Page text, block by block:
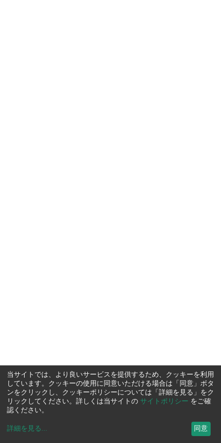
当サイトでは、より良いサービスを提供するため、クッキーを利用
しています。クッキーの使用に同意いただける場合は「同意」ボタ
ンをクリックし、クッキーポリシーについては「詳細を見る」をク
リックしてください。詳しくは当サイトの サイトポリシー をご確
認ください。
詳細を見る ... 同意